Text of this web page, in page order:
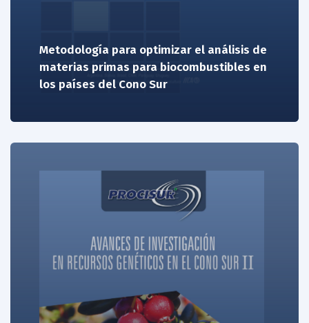
Metodología para optimizar el análisis de
materias primas para biocombustibles en
los países del Cono Sur